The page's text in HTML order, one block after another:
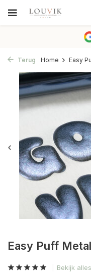
Terug Home Easy
Easy Puff
Bekijk